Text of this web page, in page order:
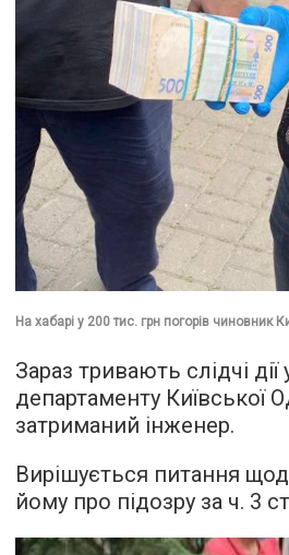
На хабарі у 200 тис. грн погорів чиновник
Зараз тривають слідчі
департаменту Київської
затриманий інженер.
Вирішується питання
йому про підозру за ч. 3